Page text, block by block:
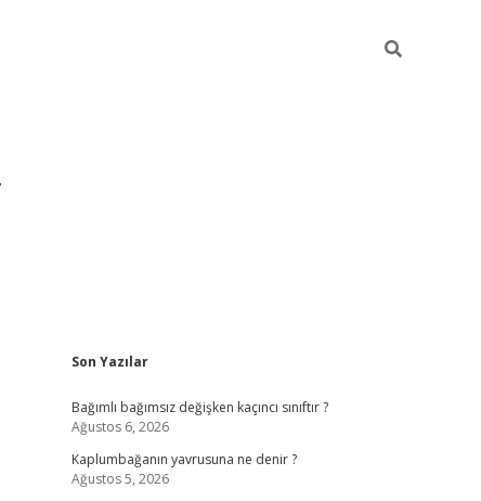
Sidebar
Son Yazılar
Bağımlı bağımsız değişken kaçıncı sınıftır ?
Ağustos 6, 2026
Kaplumbağanın yavrusuna ne denir ?
Ağustos 5, 2026